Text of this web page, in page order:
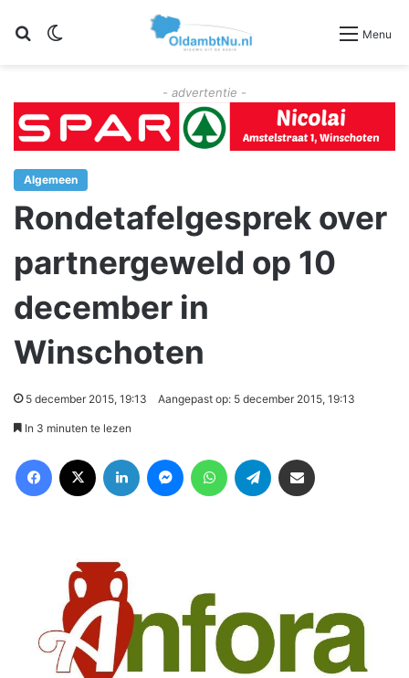
Zoeken Menu
- advertentie -
Algemeen
Rondetafelgesprek over
partnergeweld op 10
december in
Winschoten
5 december 2015, 19:13 Aangepast op: 5 december 2015, 19:13
In 3 minuten te lezen